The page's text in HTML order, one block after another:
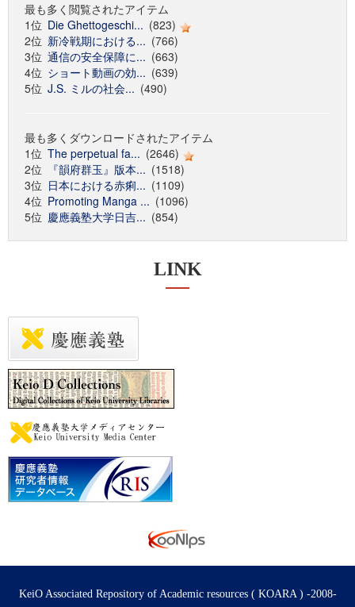
最も多く閲覧されたアイテム
1位 Die Ghettogeschi... (823)
2位 新冷戦期における... (766)
3位 通信の安全保障に... (663)
4位 ショート動画の効... (639)
5位 J.S. ミルの社会... (490)
最も多くダウンロードされたアイテム
1位 The perpetual fa... (2646)
2位
『韻府群玉』版本... (1518)
3位 日本における赤痢... (1109)
4位 Promoting Manga ... (1096)
5位 慶應義塾大学日吉... (854)
LINK
KeiO Associated Repository of Academic resources ( KOARA ) -2008-